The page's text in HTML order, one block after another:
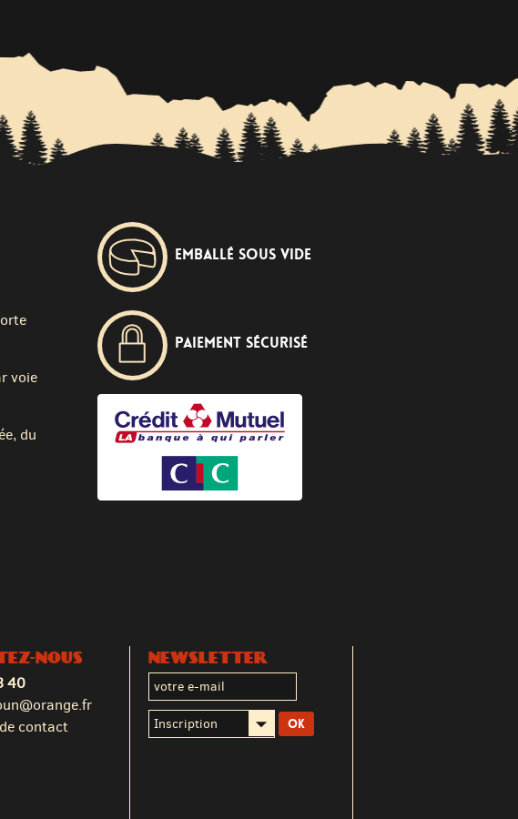
voie
du
Emballé sous vide
Paiement sécurisé
NOUS
40
contact
NEWSLETTER